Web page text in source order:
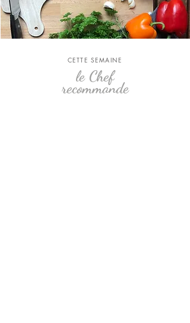
CETTE SEMAINE
le Chef
recommande